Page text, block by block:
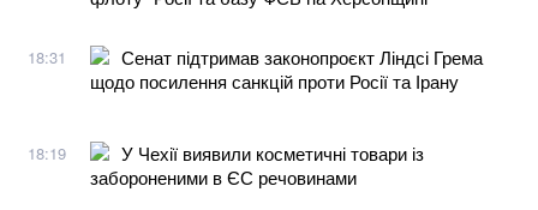
18:31
Сенат підтримав законопроєкт Ліндсі Грема
щодо посилення санкцій проти Росії та Ірану
18:19
У Чехії виявили косметичні товари із
забороненими в ЄС речовинами